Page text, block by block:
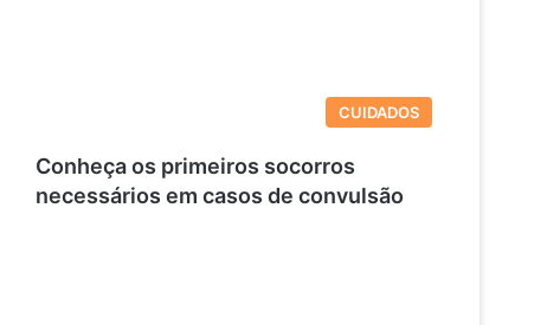
CUIDADOS
Conheça os primeiros socorros
necessários em casos de convulsão